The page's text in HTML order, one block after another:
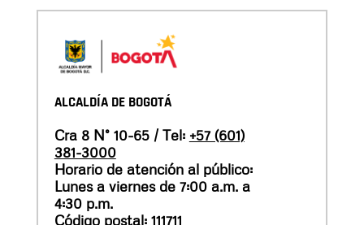
ALCALDÍA DE BOGOTÁ
Cra 8 N° 10-65 / Tel: +57 (601)
381-3000
Horario de atención al público:
Lunes a viernes de 7:00 a.m. a
4:30 p.m.
Código postal: 111711